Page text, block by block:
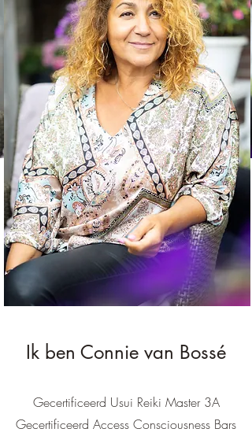
Ik ben Connie van Bossé
Gecertificeerd Usui Reiki Master 3A
Gecertificeerd Access Consciousness Bars